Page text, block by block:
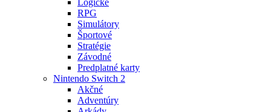
Logické
RPG
Simulátory
Športové
Stratégie
Závodné
Predplatné karty
Nintendo Switch 2
Akčné
Adventúry